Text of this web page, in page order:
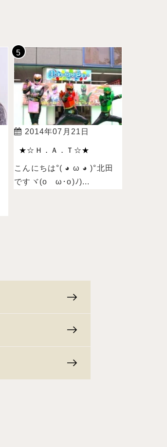
2014年07月21日
★☆Ｈ．Ａ．Ｔ☆★
こんにちは°( ◕ ω ◕ )°北田
ですヾ(oゝω･o)ﾉ)...